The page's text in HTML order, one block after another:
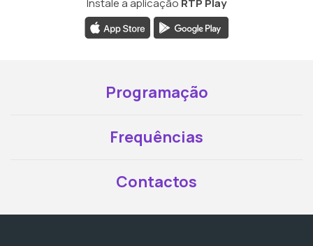
Programação
Frequências
Contactos